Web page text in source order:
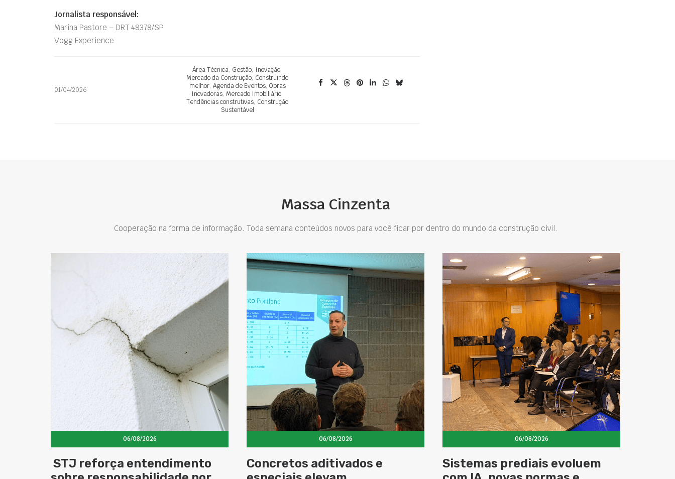
Jornalista responsável:
Marina Pastore – DRT 48378/SP
Vogg Experience
01/04/2026
Área Técnica, Gestão, Inovação,
Mercado da Construção, Construindo
melhor, Agenda de Eventos, Obras
Inovadoras, Mercado Imobiliário,
Tendências construtivas, Construção
Sustentável
Massa Cinzenta
Cooperação na forma de informação. Toda semana conteúdos novos para você ficar por dentro do mundo da construção civil.
06/08/2026
STJ reforça entendimento
06/08/2026
Concretos aditivados e
06/08/2026
Sistemas prediais evoluem